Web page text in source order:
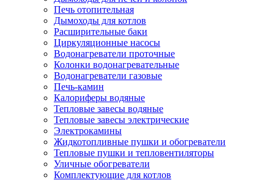
Печь отопительная
Дымоходы для котлов
Расширительные баки
Циркуляционные насосы
Водонагреватели проточные
Колонки водонагревательные
Водонагреватели газовые
Печь-камин
Калориферы водяные
Тепловые завесы водяные
Тепловые завесы электрические
Электрокамины
Жидкотопливные пушки и обогреватели
Тепловые пушки и тепловентиляторы
Уличные обогреватели
Комплектующие для котлов